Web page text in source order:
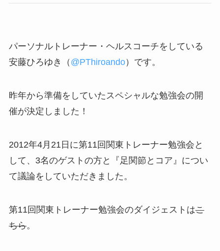
パーソナルトレーナー・ヘルスコーチをしている
安藤ひろゆき（ @PThiroando）です。
昨年から準備をしていたスペシャルな勉強会の開
催が決定しました！
2012年4月21日に第11回関東トレーナー勉強会と
して、3名のゲストの方と『足関節とコア』につい
て議論をしていただきました。
第11回関東トレーナー勉強会のダイジェストはこ
ちら。